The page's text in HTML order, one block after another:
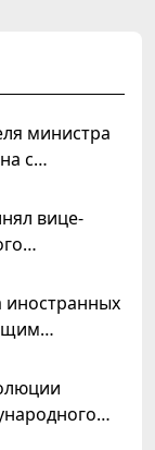
министра
с
вице-
иностранных